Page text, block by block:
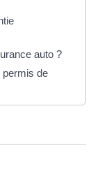
auto ?
permis de